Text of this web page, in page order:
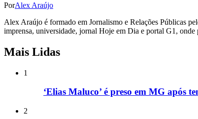
PorAlex Araújo
Alex Araújo é formado em Jornalismo e Relações Públicas
imprensa, universidade, jornal Hoje em Dia e portal G1, onde
Mais Lidas
1
‘Elias Maluco’ é preso em MG após
2